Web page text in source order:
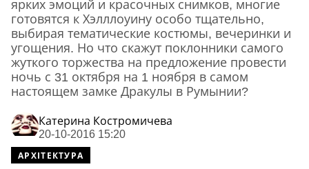
ярких эмоций и красочных снимков, многие
готовятся к Хэлллоуину особо тщательно,
выбирая тематические костюмы, вечеринки и
угощения. Но что скажут поклонники самого
жуткого торжества на предложение провести
ночь с 31 октября на 1 ноября в самом
настоящем замке Дракулы в Румынии?
Катерина Костромичева
20-10-2016 15:20
АРХІТЕКТУРА